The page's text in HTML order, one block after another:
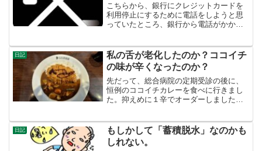
こちらから、銀行にクレジットカードを
利用停止にするために電話をしようと思
っていたところ、銀行から電話がかかっ
利用されたカードは、利用停止になるシ
ョートメッセージのリンク...
日記
私の舌が老化したのか？ココイチ
の味が辛くなったのか？
先だって、総合病院の定期受診の後に、
恒例のココイチカレーを食べに行きまし
た。抑えめに１辛でオーダーしました
た。先月は、２辛で食べたけど無茶苦茶
辛かった。おかしいな、１０年...
日記
もしかして「蓄積脱水」なのかも
しれない。